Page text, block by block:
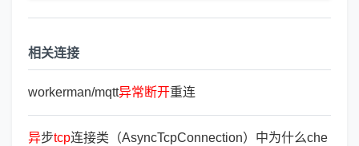
相关连接
workerman/mqtt异常断开重连
异步tcp连接类（AsyncTcpConnection）中为什么che